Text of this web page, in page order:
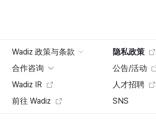
Wadiz 政策与条款
隐私政策
合作咨询
公告/活动
Wadiz IR
人才招聘
前往 Wadiz
SNS